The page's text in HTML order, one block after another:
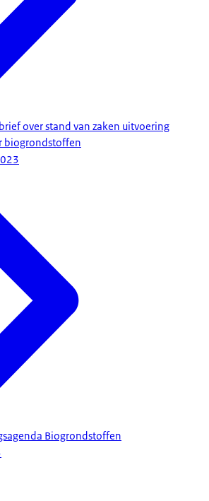
over stand van zaken uitvoering
biogrondstoffen
Biogrondstoffen